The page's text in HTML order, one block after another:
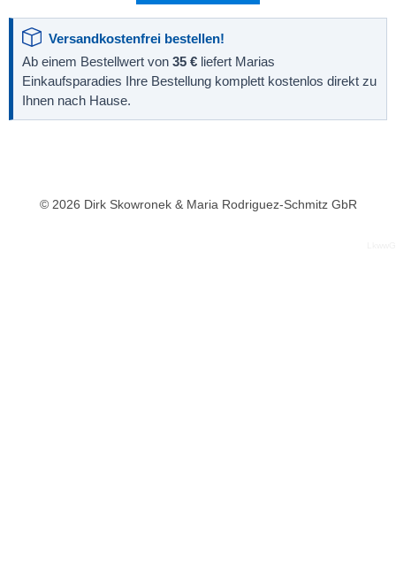
Versandkostenfrei bestellen!
Ab einem Bestellwert von 35 € liefert Marias
Einkaufsparadies Ihre Bestellung komplett kostenlos direkt zu
Ihnen nach Hause.
© 2026 Dirk Skowronek & Maria Rodriguez-Schmitz GbR